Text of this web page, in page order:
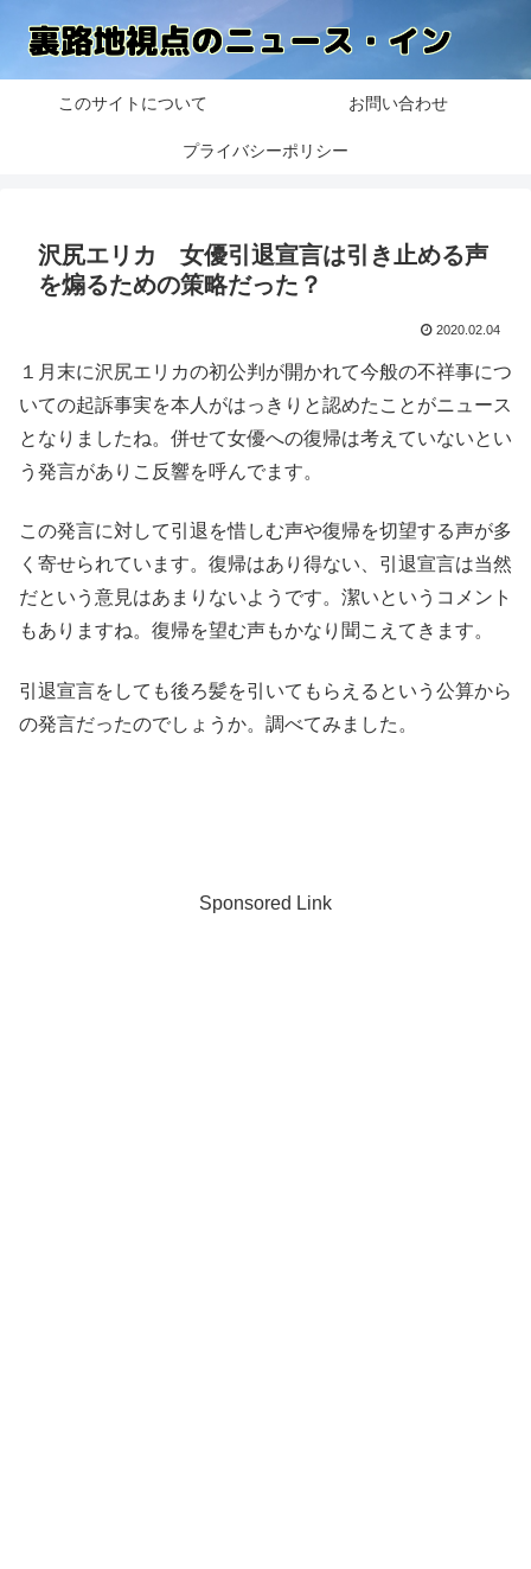
このサイトについて お問い合わせ
プライバシーポリシー
沢尻エリカ 女優引退宣言は引き止める声
を煽るための策略だった？
2020.02.04
１月末に沢尻エリカの初公判が開かれて今般の不祥事につ
いての起訴事実を本人がはっきりと認めたことがニュース
となりましたね。併せて女優への復帰は考えていないとい
う発言がありこ反響を呼んでます。
この発言に対して引退を惜しむ声や復帰を切望する声が多
く寄せられています。復帰はあり得ない、引退宣言は当然
だという意見はあまりないようです。潔いというコメント
もありますね。復帰を望む声もかなり聞こえてきます。
引退宣言をしても後ろ髪を引いてもらえるという公算から
の発言だったのでしょうか。調べてみました。
Sponsored Link